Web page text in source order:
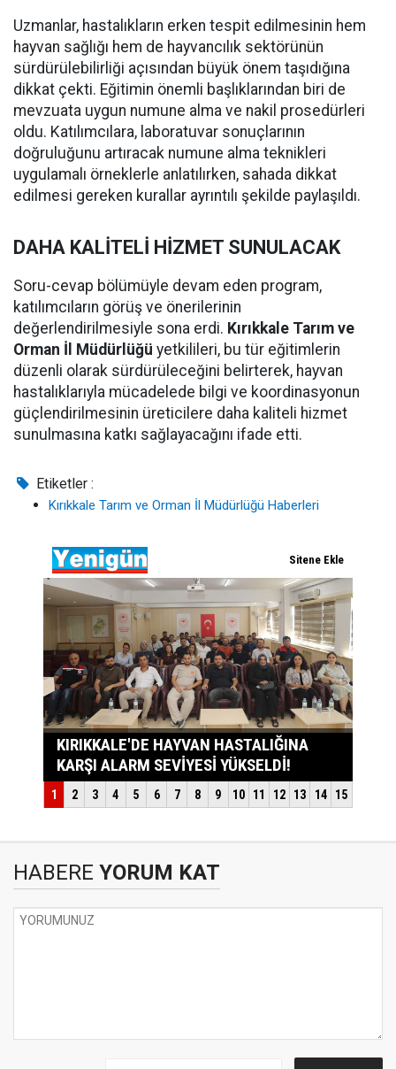
Uzmanlar, hastalıkların erken tespit edilmesinin hem
hayvan sağlığı hem de hayvancılık sektörünün
sürdürülebilirliği açısından büyük önem taşıdığına
dikkat çekti. Eğitimin önemli başlıklarından biri de
mevzuata uygun numune alma ve nakil prosedürleri
oldu. Katılımcılara, laboratuvar sonuçlarının
doğruluğunu artıracak numune alma teknikleri
uygulamalı örneklerle anlatılırken, sahada dikkat
edilmesi gereken kurallar ayrıntılı şekilde paylaşıldı.
DAHA KALİTELİ HİZMET SUNULACAK
Soru-cevap bölümüyle devam eden program,
katılımcıların görüş ve önerilerinin
değerlendirilmesiyle sona erdi. Kırıkkale Tarım ve
Orman İl Müdürlüğü yetkilileri, bu tür eğitimlerin
düzenli olarak sürdürüleceğini belirterek, hayvan
hastalıklarıyla mücadelede bilgi ve koordinasyonun
güçlendirilmesinin üreticilere daha kaliteli hizmet
sunulmasına katkı sağlayacağını ifade etti.
Etiketler :
Kırıkkale Tarım ve Orman İl Müdürlüğü Haberleri
HABERE YORUM KAT